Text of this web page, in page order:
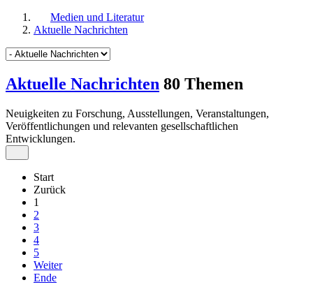
Medien und Literatur
Aktuelle Nachrichten
Aktuelle Nachrichten 80 Themen
Neuigkeiten zu Forschung, Ausstellungen, Veranstaltungen,
Veröffentlichungen und relevanten gesellschaftlichen
Entwicklungen.
Start
Zurück
1
2
3
4
5
Weiter
Ende